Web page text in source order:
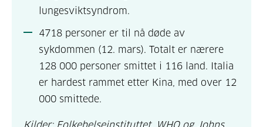
lungesviktsyndrom.
4718 personer er til nå døde av
sykdommen (12. mars). Totalt er nærere
128 000 personer smittet i 116 land. Italia
er hardest rammet etter Kina, med over 12
000 smittede.
Kilder: Folkehelseinstituttet, WHO og Johns